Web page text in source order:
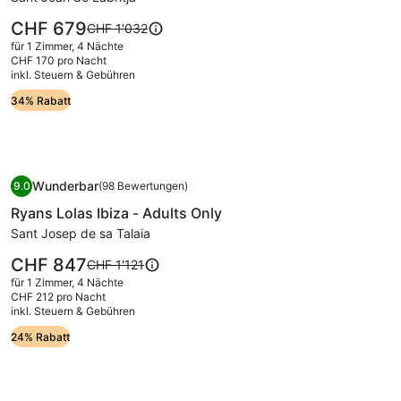
Playa
34% Rabatt
Der
Preis
beträgt
CHF 679.
CHF 679Der
alte
Preis
war
CHF 1'032
für 1 Zimmer, 4 Nächte
CHF 170 pro Nacht
inkl. Steuern & Gebühren
Bildergalerie
für
Ryans
Lolas
Ibiza
-
Adults
Only
9.09.0 von 10, Wunderbar, (98 Bewertungen)
Wunderbar(98 Bewertungen)
Ryans Lolas Ibiza - Adults Only
Sant Josep de sa Talaia
24% Rabatt
Der
Preis
beträgt
CHF 847.
CHF 847Der
alte
Preis
war
CHF 1'121
für 1 Zimmer, 4 Nächte
CHF 212 pro Nacht
inkl. Steuern & Gebühren
Ryans Lolas Ibiza - Adults Only